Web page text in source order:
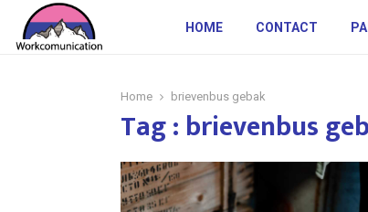
HOME CONTACT
Home brievenbus gebak
Tag : brievenbus